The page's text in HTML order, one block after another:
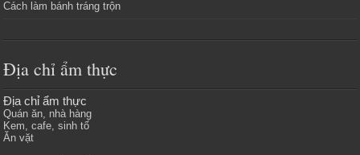
Cách làm bánh tráng trộn
Địa chỉ ẩm thực
Địa chỉ ẩm thực
Quán ăn, nhà hàng
Kem, cafe, sinh tố
Ăn vặt